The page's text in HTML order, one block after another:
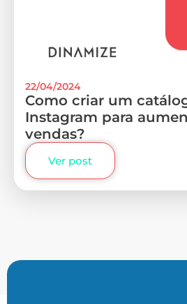
22/04/2024
Como criar um
Instagram para
vendas?
Ver post